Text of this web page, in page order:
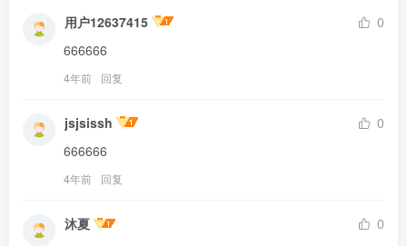
用户12637415
0
666666
4年前 回复
jsjsissh
0
666666
4年前 回复
沐夏
0